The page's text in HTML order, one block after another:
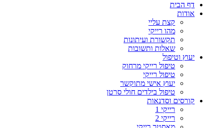
דף הבית
אודות
קצת עליי
מהו רייקי
תקשורת ועיתונות
שאלות ותשובות
יעוץ וטיפול
טיפול רייקי מרחוק
טיפול רייקי
יעוץ אישי מתוקשר
טיפול בילדים חולי סרטן
קורסים וסדנאות
רייקי 1
רייקי 2